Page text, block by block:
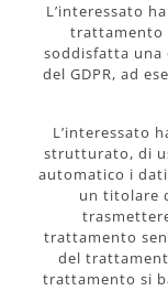
L’interessato
trattamento
soddisfatta una
del GDPR, ad
L’interessato
strutturato, di
automatico i
un titolare
trattamento
del
trattamento si